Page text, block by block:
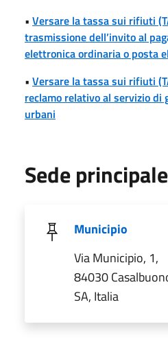
• Versare la tassa sui rifiuti
trasmissione dell’invito al
elettronica ordinaria o posta
• Versare la tassa sui rifiuti
reclamo relativo al servizio
urbani
Sede principale
Municipio
Via Municipio, 1,
84030
SA, Italia